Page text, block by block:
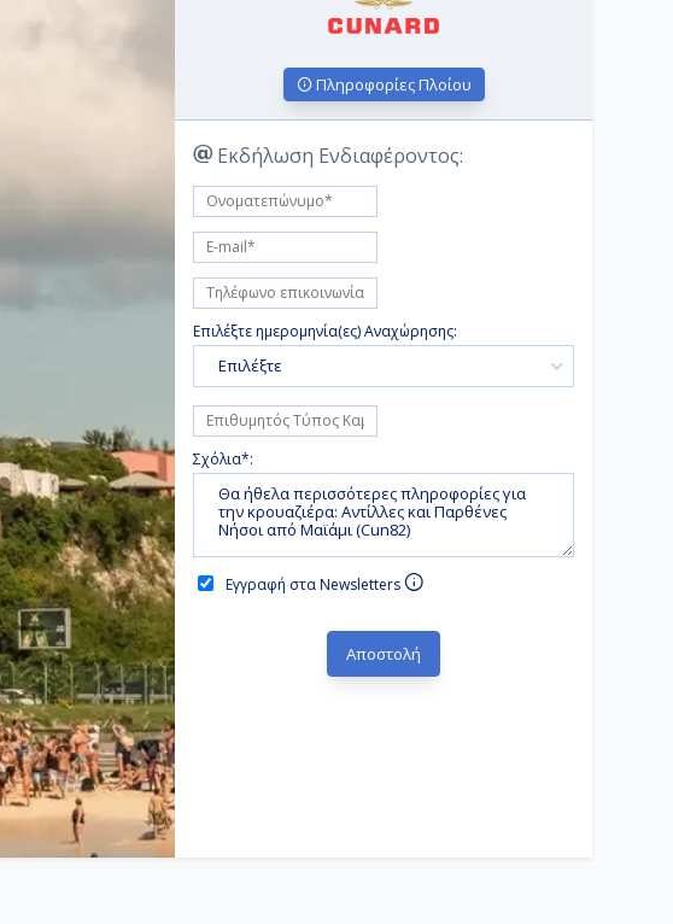
Πληροφορίες Πλοίου
Εκδήλωση Ενδιαφέροντος:
Επιλέξτε ημερομηνία(ες) Αναχώρησης:
Επιλέξτε
Σχόλια*:
Εγγραφή στα Newsletters